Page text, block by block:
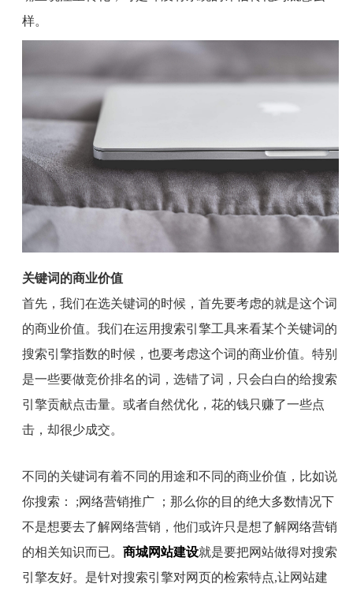
样。
关键词的商业价值
首先，我们在选关键词的时候，首先要考虑的就是这个词
的商业价值。我们在运用搜索引擎工具来看某个关键词的
搜索引擎指数的时候，也要考虑这个词的商业价值。特别
是一些要做竞价排名的词，选错了词，只会白白的给搜索
引擎贡献点击量。或者自然优化，花的钱只赚了一些点
击，却很少成交。
不同的关键词有着不同的用途和不同的商业价值，比如说
你搜索：
;网络营销推广 ；那么你的目的绝大多数情况下
不是想要去了解网络营销，他们或许只是想了解网络营销
的相关知识而已。 商城网站建设就是要把网站做得对搜索
引擎友好。是针对搜索引擎对网页的检索特点,让网站建